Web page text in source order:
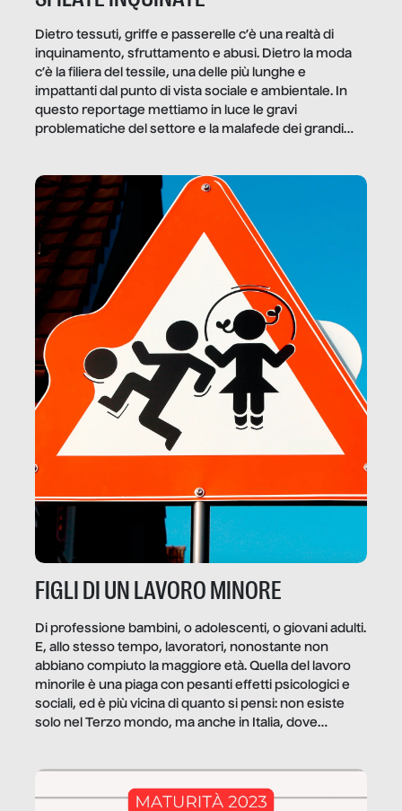
Dietro tessuti, griffe e passerelle c’è una realtà di
inquinamento, sfruttamento e abusi. Dietro la moda
c’è la filiera del tessile, una delle più lunghe e
impattanti dal punto di vista sociale e ambientale. In
questo reportage mettiamo in luce le gravi
problematiche del settore e la malafede dei grandi
FIGLI DI UN LAVORO MINORE
Di professione bambini, o adolescenti, o giovani adulti.
E, allo stesso tempo, lavoratori, nonostante non
abbiano compiuto la maggiore età. Quella del lavoro
minorile è una piaga con pesanti effetti psicologici e
sociali, ed è più vicina di quanto si pensi: non esiste
solo nel Terzo mondo, ma anche in Italia, dove